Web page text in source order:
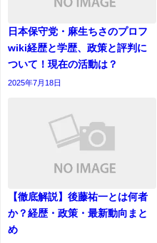
日本保守党・麻生ちさのプロフ
wiki経歴と学歴、政策と評判に
ついて！現在の活動は？
2025年7月18日
【徹底解説】後藤祐一とは何者
か？経歴・政策・最新動向まと
め